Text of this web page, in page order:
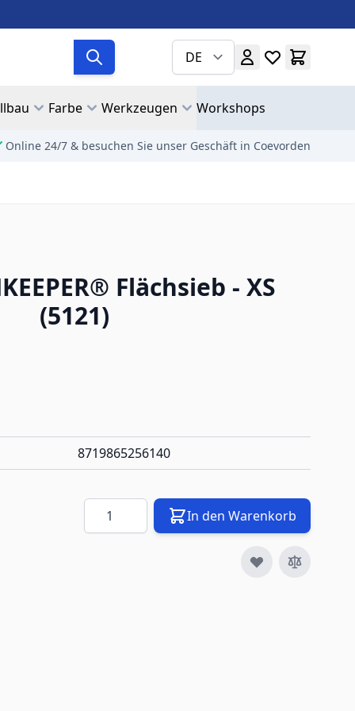
DE
Farbe Werkzeugen Workshops
Online 24/7 & besuchen Sie unser Geschäft in Coevorden
Flächsieb - XS
(5121)
8719865256140
Menge In den Warenkorb